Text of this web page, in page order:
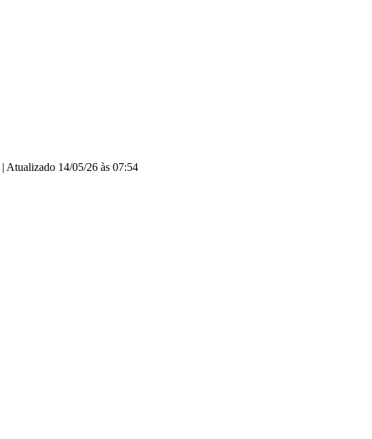
| Atualizado 14/05/26 às 07:54